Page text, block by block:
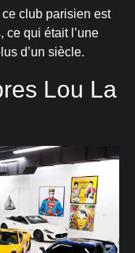
club parisien est
ce qui était l’une
d’un siècle.
Lou La